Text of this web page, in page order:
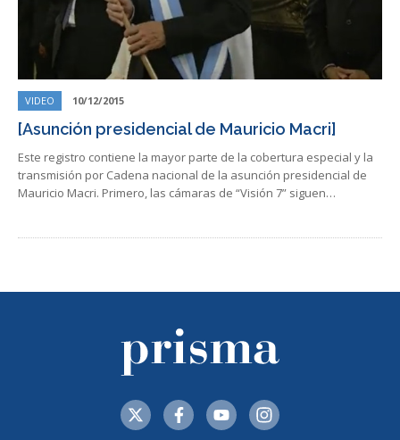
VIDEO 10/12/2015
[Asunción presidencial de Mauricio Macri]
Este registro contiene la mayor parte de la cobertura especial y la
transmisión por Cadena nacional de la asunción presidencial de
Mauricio Macri. Primero, las cámaras de “Visión 7” siguen…